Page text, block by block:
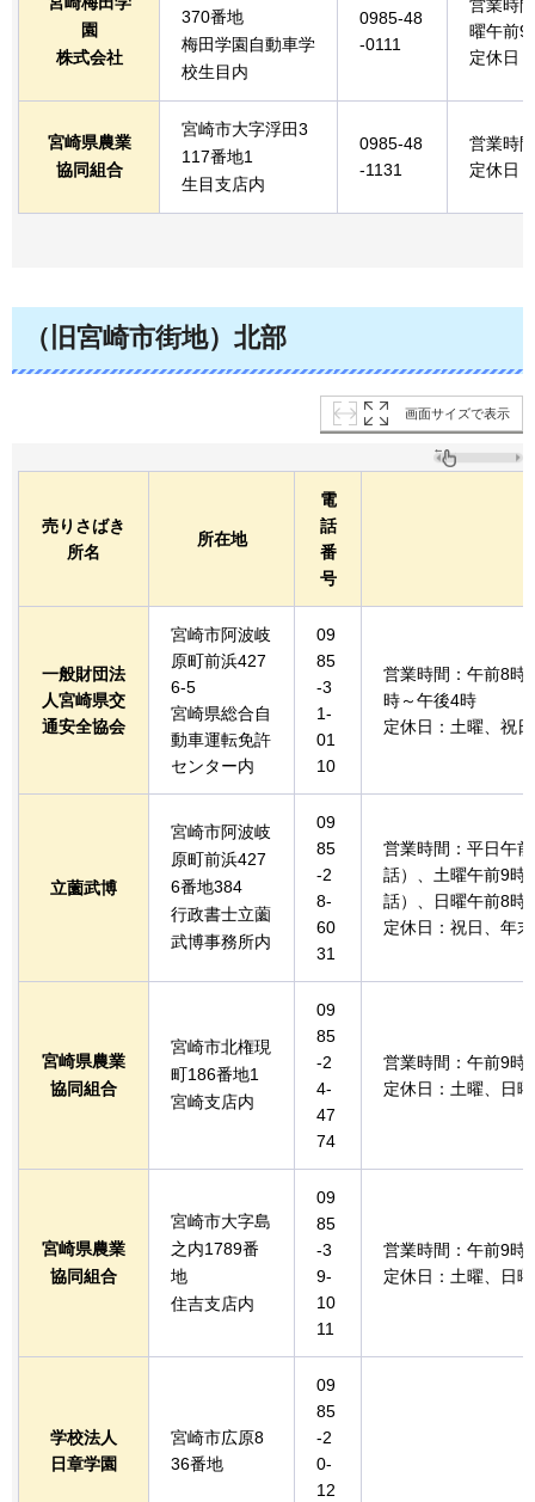
園
株式会社
370番地
梅田学園自動車学
校生目内
0985-48
-0111
営業時
曜午前9
定休日
宮崎県農業
協同組合
宮崎市大字浮田3
117番地1
生目支店内
0985-48
-1131
営業時
定休日
（旧宮崎市街地）北部
画面サイズで表示
売りさばき
所名
所在地
電
話
番
号
一般財団法
人宮崎県交
通安全協会
宮崎市阿波岐
原町前浜427
6-5
宮崎県総合自
動車運転免許
センター内
09
85
-3
1-
01
10
営業時間：午前8時
時～午後4時
定休日：土曜、祝
立薗武博
宮崎市阿波岐
原町前浜427
6番地384
行政書士立薗
武博事務所内
09
85
-2
8-
60
31
営業時間：平日午
話）、土曜午前9時
話）、日曜午前8時
定休日：祝日、年
宮崎県農業
協同組合
宮崎市北権現
町186番地1
宮崎支店内
09
85
-2
4-
47
74
営業時間：午前9時
定休日：土曜、日
宮崎県農業
協同組合
宮崎市大字島
之内1789番
地
住吉支店内
09
85
-3
9-
10
11
営業時間：午前9時
定休日：土曜、日
学校法人
日章学園
宮崎市広原8
36番地
09
85
-2
0-
12